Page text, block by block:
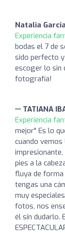
Natalia
Experiencia
bodas el 7 de
sido perfecto
escoger lo sin
fotografía!
••• TATIANA
Experiencia
mejor" Es lo
cuando
pies a la
fluya de forma
tengas una
muy
fotos, nos
él sin dudarlo.